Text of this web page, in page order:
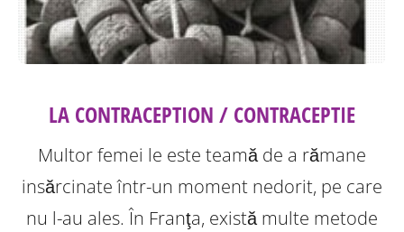
LA CONTRACEPTION / CONTRACEPTIE
Multor femei le este teamă de a rămane
insărcinate într-un moment nedorit, pe care
nu l-au ales. În Franţa, există multe metode